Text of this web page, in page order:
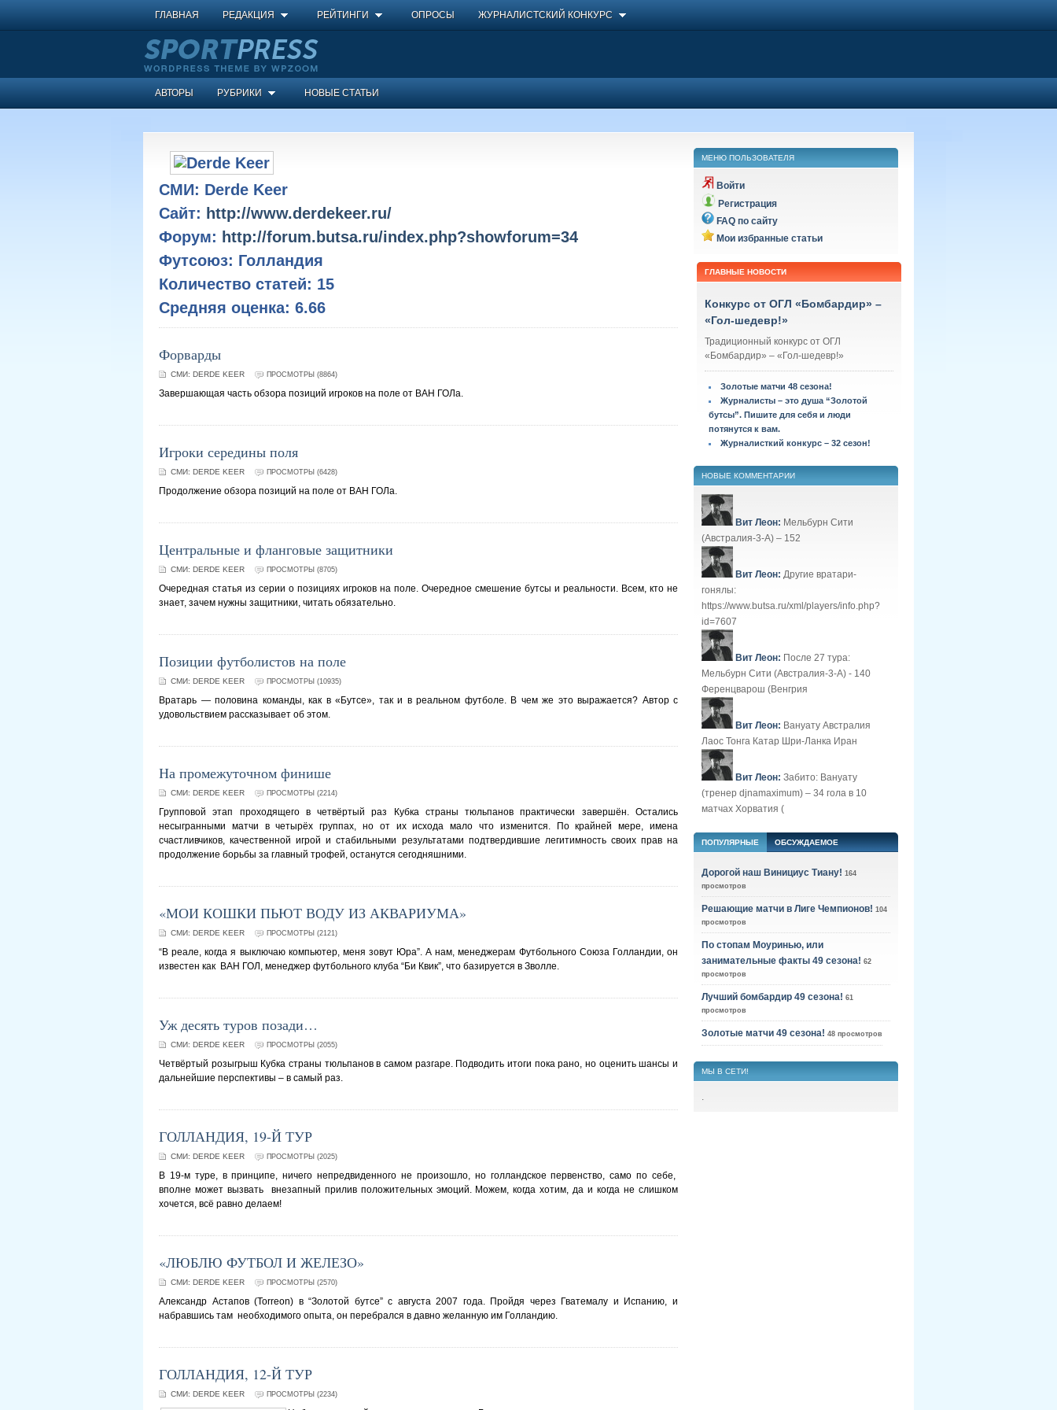
ГЛАВНАЯ РЕДАКЦИЯ РЕЙТИНГИ ОПРОСЫ ЖУРНАЛИСТСКИЙ КОНКУРС
АВТОРЫ РУБРИКИ НОВЫЕ СТАТЬИ
СМИ: Derde Keer
Сайт: http://www.derdekeer.ru/
Форум: http://forum.butsa.ru/index.php?showforum=34
Футсоюз: Голландия
Количество статей: 15
Средняя оценка: 6.66
Форварды
СМИ: DERDE KEER ПРОСМОТРЫ (8864)
Завершающая часть обзора позиций игроков на поле от ВАН ГОЛа.
Игроки середины поля
СМИ: DERDE KEER ПРОСМОТРЫ (6428)
Продолжение обзора позиций на поле от ВАН ГОЛа.
Центральные и фланговые защитники
СМИ: DERDE KEER ПРОСМОТРЫ (8705)
Очередная статья из серии о позициях игроков на поле. Очередное смешение бутсы и реальности. Всем, кто не
знает, зачем нужны защитники, читать обязательно.
Позиции футболистов на поле
СМИ: DERDE KEER ПРОСМОТРЫ (10935)
Вратарь — половина команды, как в «Бутсе», так и в реальном футболе. В чем же это выражается? Автор с
удовольствием рассказывает об этом.
На промежуточном финише
СМИ: DERDE KEER ПРОСМОТРЫ (2214)
Групповой этап проходящего в четвёртый раз Кубка страны тюльпанов практически завершён. Остались
несыгранными матчи в четырёх группах, но от их исхода мало что изменится. По крайней мере, имена
счастливчиков, качественной игрой и стабильными результатами подтвердившие легитимность своих прав на
продолжение борьбы за главный трофей, останутся сегодняшними.
«МОИ КОШКИ ПЬЮТ ВОДУ ИЗ АКВАРИУМА»
СМИ: DERDE KEER ПРОСМОТРЫ (2121)
“В реале, когда я выключаю компьютер, меня зовут Юра”. А нам, менеджерам Футбольного Союза Голландии, он
известен как ВАН ГОЛ, менеджер футбольного клуба “Би Квик”, что базируется в Зволле.
Уж десять туров позади…
СМИ: DERDE KEER ПРОСМОТРЫ (2055)
Четвёртый розыгрыш Кубка страны тюльпанов в самом разгаре. Подводить итоги пока рано, но оценить шансы и
дальнейшие перспективы – в самый раз.
ГОЛЛАНДИЯ, 19-Й ТУР
СМИ: DERDE KEER ПРОСМОТРЫ (2025)
В 19-м туре, в принципе, ничего непредвиденного не произошло, но голландское первенство, само по себе,
вполне может вызвать внезапный прилив положительных эмоций. Можем, когда хотим, да и когда не слишком
хочется, всё равно делаем!
«ЛЮБЛЮ ФУТБОЛ И ЖЕЛЕЗО»
СМИ: DERDE KEER ПРОСМОТРЫ (2570)
Александр Астапов (Torreon) в “Золотой бутсе” с августа 2007 года. Пройдя через Гватемалу и Испанию, и
набравшись там необходимого опыта, он перебрался в давно желанную им Голландию.
ГОЛЛАНДИЯ, 12-Й ТУР
СМИ: DERDE KEER ПРОСМОТРЫ (2234)
МЕНЮ ПОЛЬЗОВАТЕЛЯ
Войти
Регистрация
FAQ по сайту
Мои избранные статьи
ГЛАВНЫЕ НОВОСТИ
Конкурс от ОГЛ «Бомбардир» –
«Гол-шедевр!»
Традиционный конкурс от ОГЛ
«Бомбардир» – «Гол-шедевр!»
Золотые матчи 48 сезона!
Журналисты – это душа “Золотой
бутсы”. Пишите для себя и люди
потянутся к вам.
Журналисткий конкурс – 32 сезон!
НОВЫЕ КОММЕНТАРИИ
Вит Леон: Мельбурн Сити
(Австралия-3-А) – 152
Вит Леон: Другие вратари-
гонялы:
https://www.butsa.ru/xml/players/info.php?
id=7607
Вит Леон: После 27 тура:
Мельбурн Сити (Австралия-3-А) - 140
Ференцварош (Венгрия
Вит Леон: Вануату Австралия
Лаос Тонга Катар Шри-Ланка Иран
Вит Леон: Забито: Вануату
(тренер djnamaximum) – 34 гола в 10
матчах Хорватия (
ПОПУЛЯРНЫЕ ОБСУЖДАЕМОЕ
Дорогой наш Винициус Тиану! 164
просмотров
Решающие матчи в Лиге Чемпионов! 104
просмотров
По стопам Моуринью, или
занимательные факты 49 сезона! 62
просмотров
Лучший бомбардир 49 сезона! 61
просмотров
Золотые матчи 49 сезона! 48 просмотров
МЫ В СЕТИ!
.